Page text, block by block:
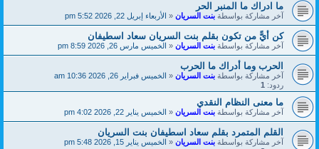
ما ادراك ما المنبر الحر
آخر مشاركة بواسطةبنت السريان«الأربعاء إبريل 22, 2026 5:52 pm
كن أيًّ من تكون بقلم بنت السريان سعاد اسطيفان
آخر مشاركة بواسطةبنت السريان«الخميس مارس 26, 2026 8:59 pm
الحرب وما أدراك ما الحرب
آخر مشاركة بواسطةبنت السريان«الخميس فبراير 26, 2026 10:36 am
ردود: 1
ما معنى النظام النقدي
آخر مشاركة بواسطةبنت السريان«الخميس يناير 22, 2026 4:02 pm
القلم المتمرد بقلم سعاد اسطيفان بنت السريان
آخر مشاركة بواسطةبنت السريان«الخميس يناير 15, 2026 5:48 pm